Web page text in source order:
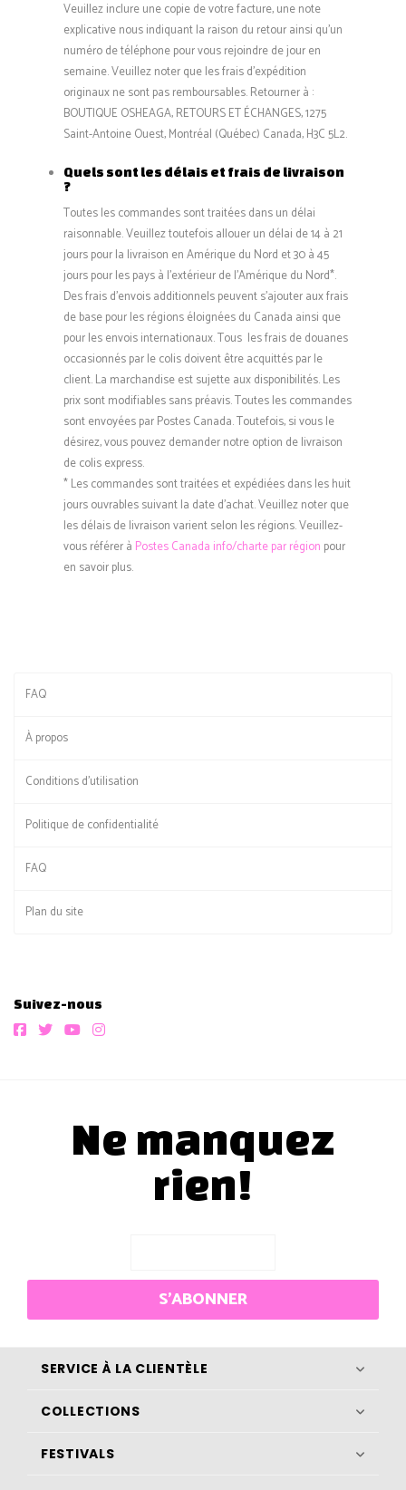
Veuillez inclure une copie de votre facture, une note
explicative nous indiquant la raison du retour ainsi qu’un
numéro de téléphone pour vous rejoindre de jour en
semaine. Veuillez noter que les frais d’expédition
originaux ne sont pas remboursables. Retourner à :
BOUTIQUE OSHEAGA, RETOURS ET ÉCHANGES, 1275
Saint-Antoine Ouest, Montréal (Québec) Canada, H3C 5L2.
Quels sont les délais et frais de livraison
?
Toutes les commandes sont traitées dans un délai
raisonnable. Veuillez toutefois allouer un délai de 14 à 21
jours pour la livraison en Amérique du Nord et 30 à 45
jours pour les pays à l’extérieur de l’Amérique du Nord*.
Des frais d’envois additionnels peuvent s’ajouter aux frais
de base pour les régions éloignées du Canada ainsi que
pour les envois internationaux. Tous les frais de douanes
occasionnés par le colis doivent être acquittés par le
client. La marchandise est sujette aux disponibilités. Les
prix sont modifiables sans préavis. Toutes les commandes
sont envoyées par Postes Canada. Toutefois, si vous le
désirez, vous pouvez demander notre option de livraison
de colis express.
* Les commandes sont traitées et expédiées dans les huit
jours ouvrables suivant la date d’achat. Veuillez noter que
les délais de livraison varient selon les régions. Veuillez-
vous référer à Postes Canada info/charte par région pour
en savoir plus.
FAQ
À propos
Conditions d'utilisation
Politique de confidentialité
FAQ
Plan du site
Suivez-nous
Ne manquez
rien!
S'ABONNER
SERVICE À LA CLIENTÈLE
COLLECTIONS
FESTIVALS